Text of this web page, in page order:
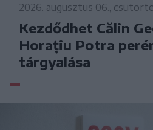
2026. augusztus 06.,
Kezdődhet Călin
Horațiu Potra
tárgyalása